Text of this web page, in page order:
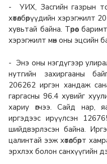
- УИХ, Засгийн газрын
хөтөлбөрүүдийн
хувьтай байна. Төрөөс
хэрэгжилт мөн оны эцсийн
- Энэ оны нэгдүгээр
нутгийн захиргааны
206262 иргэн хандаж
гаргасны 96.4 хувийг
хариу өгчээ. Сайд нар,
иргэдээс ирүүлсэн
шийдвэрлэсэн байна.
цалинтай ээж хөтөлбөрт
эрхлэх болон санхүүгийн